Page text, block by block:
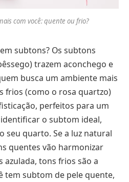
com você: quente ou frio?
subtons? Os subtons
trazem aconchego e
busca um ambiente mais
frios (como o rosa quartzo)
perfeitos para um
o subtom ideal,
seu quarto. Se a luz natural
quentes vão harmonizar
azulada, tons frios são a
tem subtom de pele quente,